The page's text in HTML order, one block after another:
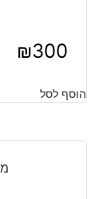
₪300
הוסף לסל